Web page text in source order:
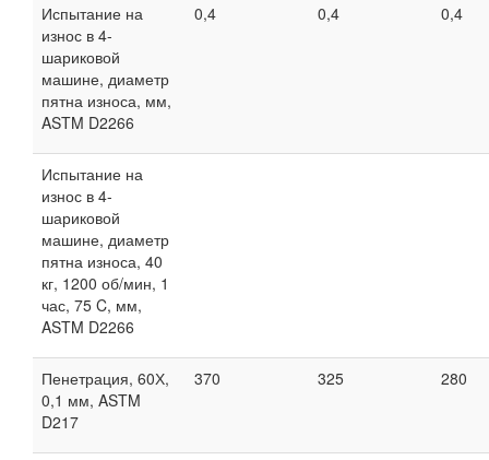
Испытание на
износ в 4-
шариковой
машине, диаметр
пятна износа, мм,
ASTM D2266
0,4 0,4 0,4
Испытание на
износ в 4-
шариковой
машине, диаметр
пятна износа, 40
кг, 1200 об/мин, 1
час, 75 C, мм,
ASTM D2266
Пенетрация, 60Х,
0,1 мм, ASTM
D217
370 325 280